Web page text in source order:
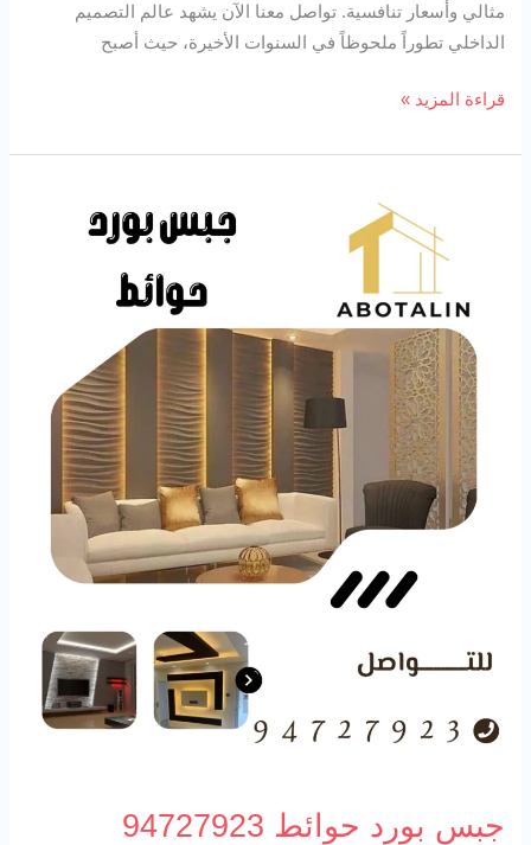
مثالي وأسعار تنافسية. تواصل معنا الآن يشهد عالم التصميم
الداخلي تطوراً ملحوظاً في السنوات الأخيرة، حيث أصبح
قراءة المزيد »
جبس بورد حوائط 94727923
94727923